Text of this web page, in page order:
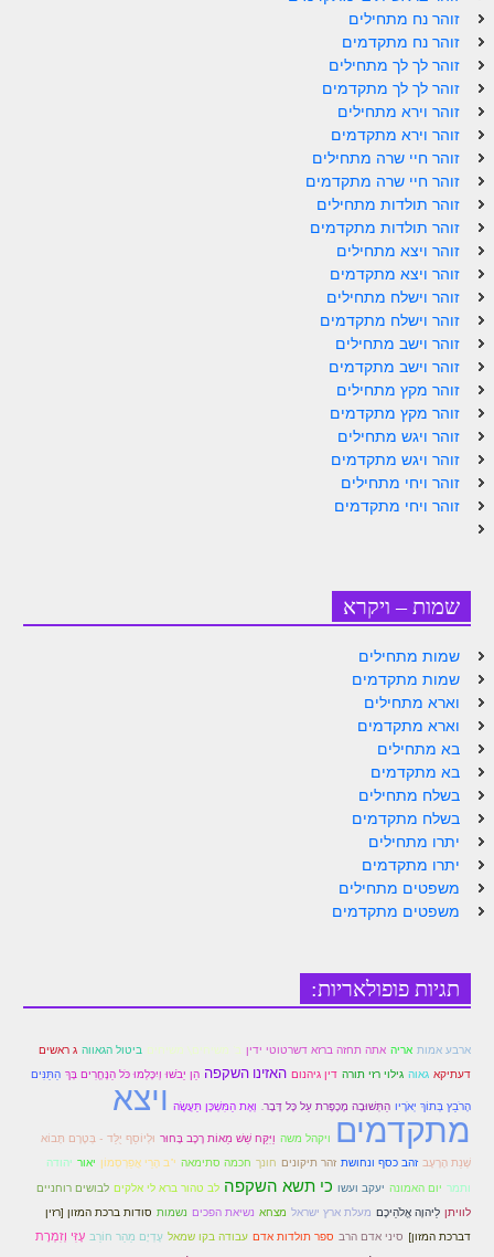
זוהר נח מתחילים
זוהר נח מתקדמים
זוהר לך לך מתחילים
זוהר לך לך מתקדמים
זוהר וירא מתחילים
זוהר וירא מתקדמים
זוהר חיי שרה מתחילים
זוהר חיי שרה מתקדמים
זוהר תולדות מתחילים
זוהר תולדות מתקדמים
זוהר ויצא מתחילים
זוהר ויצא מתקדמים
זוהר וישלח מתחילים
זוהר וישלח מתקדמים
זוהר וישב מתחילים
זוהר וישב מתקדמים
זוהר מקץ מתחילים
זוהר מקץ מתקדמים
זוהר ויגש מתחילים
זוהר ויגש מתקדמים
זוהר ויחי מתחילים
זוהר ויחי מתקדמים
שמות – ויקרא
שמות מתחילים
שמות מתקדמים
וארא מתחילים
וארא מתקדמים
בא מתחילים
בא מתקדמים
בשלח מתחילים
בשלח מתקדמים
יתרו מתחילים
יתרו מתקדמים
משפטים מתחילים
משפטים מתקדמים
תגיות פופולאריות:
ארבע אמות אריה אתה תחזה ברזא דשרטוטי ידין ב' משיחים\ משיחים ביטול הגאווה ג ראשים
דעתיקא גאוה גילוי רזי תורה דין גיהנום האזינו השקפה הֵן יֵבֹשׁוּ וְיִכָּלְמוּ כֹּל הַנֶּחֱרִים בָּךְ הַתַּנִּים
הָרֹבֵץ בְּתוֹךְ יְאֹרָיו הַתְּשׁוּבָה מֶכָפֶּרת עַל כָּל דָּבָר. וְאֶת הַמִּשְׁכָּן תַּעֲשֶׂה ויצא
מתקדמים ויקהל משה וַיִּקַּח שֵׁשׁ מֵאוֹת רֶכֶב בָּחוּר וּלְיוֹסֵף יֻלַּד - בְּטֶרֶם תָּבוֹא
שְׁנַת הָרָעָב זהב כסף ונחושת זהר תיקונים חונך חכמה סתימאה י"ב הָרֵי אֲפַרְסְמוֹן יאור יהודה
ותמר יום האמונה יעקב ועשו כי תשא השקפה לב טהור ברא לי אלקים לבושים רוחניים
לוויתן לַיהוָה אֱלֹהֵיכֶם מעלת ארץ ישראל מצחא נשיאת הפכים נשמות סודות ברכת המזון [רזין
דברכת המזון] סיני אדם הרב ספר תולדות אדם עבודה בקו שמאל עֶדְיָם מֵהַר חוֹרֵב עָזִּי וְזִמְרָת